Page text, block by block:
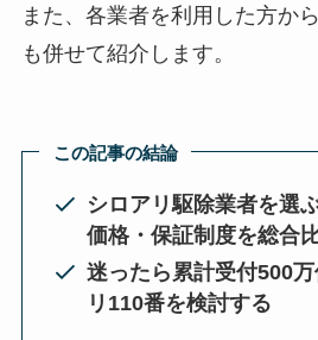
また、各業者を利用した方か
も併せて紹介します。
この記事の結論
シロアリ駆除業者を選
価格・保証制度を総合
迷ったら累計受付500
リ110番を検討する